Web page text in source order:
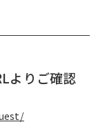
よりご確認